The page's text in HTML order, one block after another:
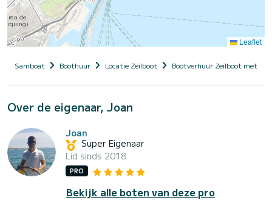
Leaflet
Samboat Boothuur Locatie Zeilboot Bootverhuur Zeilboot met
Over de eigenaar, Joan
Joan
Super Eigenaar
Lid sinds 2018
PRO
Bekijk alle boten van deze pro